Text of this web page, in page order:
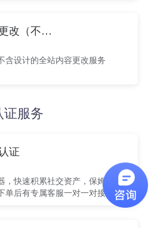
全站内容更改（不含设计）
含设计的全站内容更改服务
证服务
证
，快速积累社交资产，保姆式代
单后有专属客服一对一对接。解